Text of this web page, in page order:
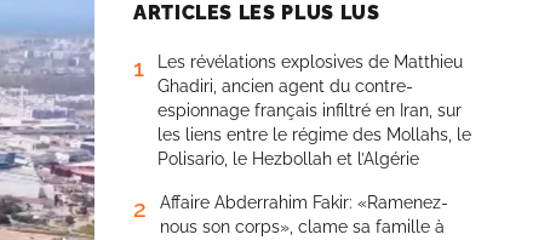
ARTICLES LES PLUS LUS
1
Les révélations explosives de Matthieu
Ghadiri, ancien agent du contre-
espionnage français infiltré en Iran, sur
les liens entre le régime des Mollahs, le
Polisario, le Hezbollah et l’Algérie
2
Affaire Abderrahim Fakir: «Ramenez-
nous son corps», clame sa famille à